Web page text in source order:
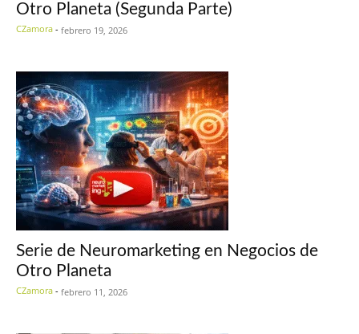
Otro Planeta (Segunda Parte)
CZamora - febrero 19, 2026
Serie de Neuromarketing en Negocios de
Otro Planeta
CZamora - febrero 11, 2026